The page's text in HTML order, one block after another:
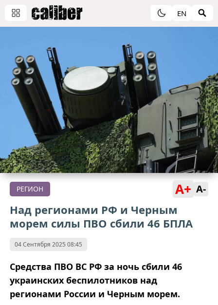
EN
РЕГИОН A+ A-
Над регионами РФ и Черным
морем силы ПВО сбили 46 БПЛА
04 Сентября 2025 08:45
Средства ПВО ВС РФ за ночь сбили 46
украинских беспилотников над
регионами России и Черным морем.